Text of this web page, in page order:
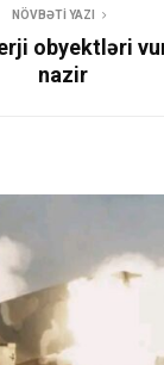
NÖVBƏTI YAZI
obyektləri
nazir